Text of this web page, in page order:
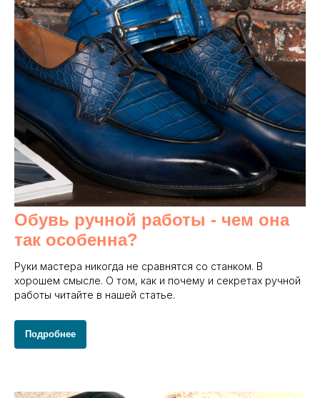
Обувь ручной работы - чем она
так особенна?
Руки мастера никогда не сравнятся со станком. В
хорошем смысле. О том, как и почему и секретах ручной
работы читайте в нашей статье.
Подробнее